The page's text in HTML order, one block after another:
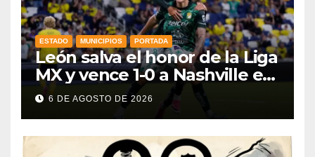
ESTADO MUNICIPIOS PORTADA
León salva el honor de la Liga
MX y vence 1-0 a Nashville en
la Leagues Cup 2026
6 DE AGOSTO DE 2026